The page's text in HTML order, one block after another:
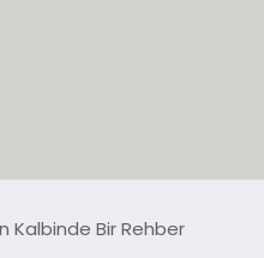
Kalbinde Bir Rehber